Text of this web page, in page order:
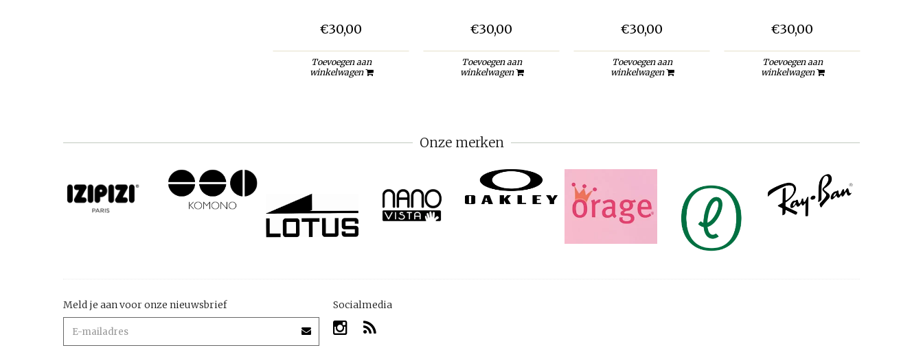
€30,00
Toevoegen aan
winkelwagen
€30,00
Toevoegen aan
winkelwagen
€30,00
Toevoegen aan
winkelwagen
€30,00
Toevoegen aan
winkelwagen
Onze merken
Meld je aan voor onze nieuwsbrief Socialmedia